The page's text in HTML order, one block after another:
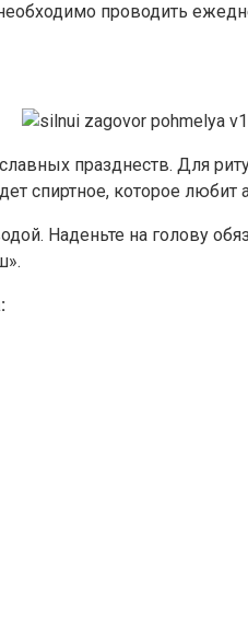
проводить
празднеств. Для
спиртное, которое любит
Наденьте на голову